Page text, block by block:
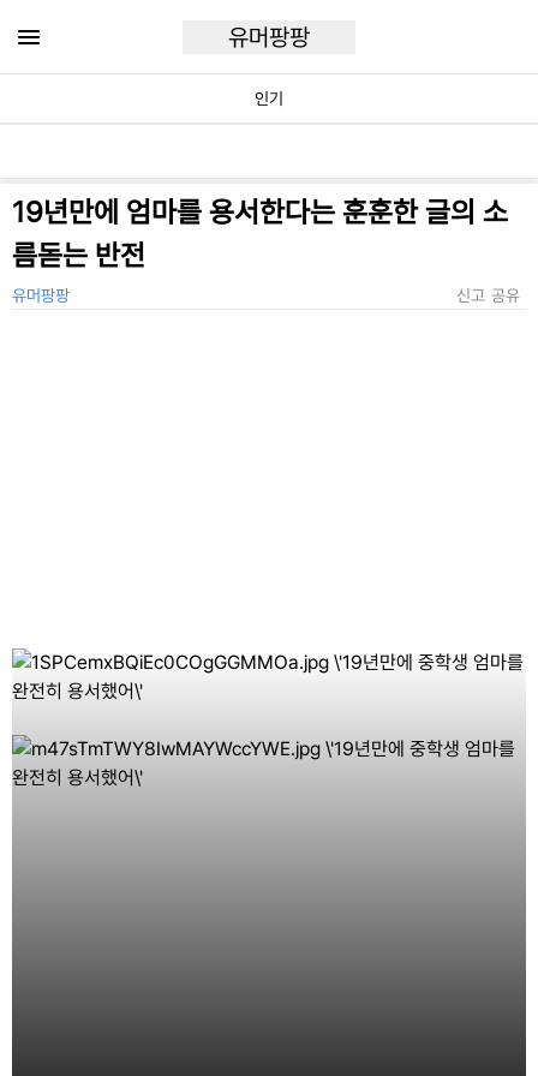
유머팡팡
인기
19년만에 엄마를 용서한다는 훈훈한 글의 소
름돋는 반전
유머팡팡 신고 공유